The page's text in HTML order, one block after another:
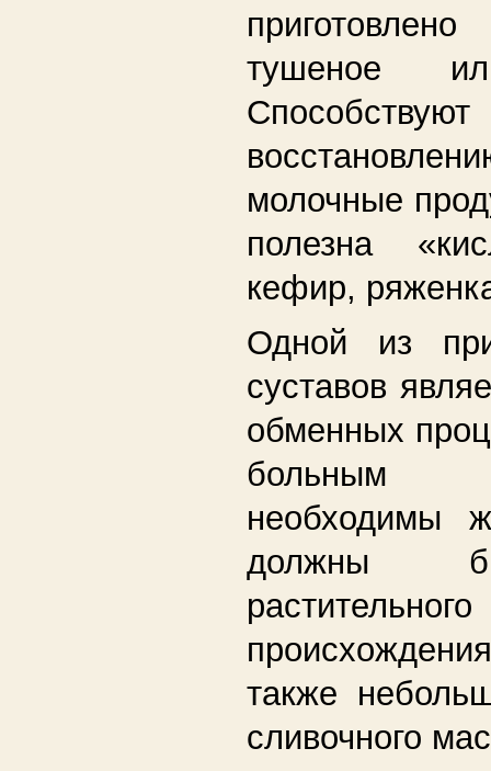
тушеное
Способствуют
молочные
полезна
кефир,
Одной из
суставов
обменных
больным
необходимы
должны
растительного
также
сливочного